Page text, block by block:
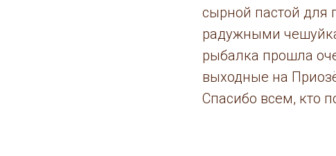
сырной пастой для
радужными
рыбалка прошла
выходные на
Спасибо всем, кто